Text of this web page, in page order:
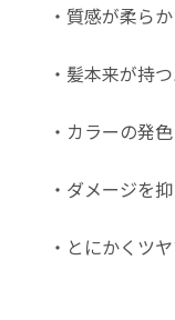
・質感が柔ら
・髪本来が持
・カラーの発
・ダメージを
・とにかくツ